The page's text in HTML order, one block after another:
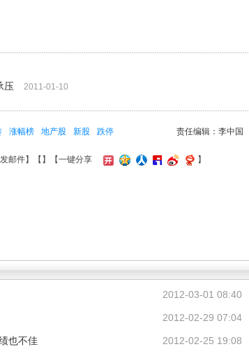
压
2011-01-10
责任编辑：李中国
涨幅榜 地产股 新股 跌停
邮件】【 】 【一键分享 】
2012-03-01 08:40
2012-02-29 07:04
2012-02-25 19:08
也不佳